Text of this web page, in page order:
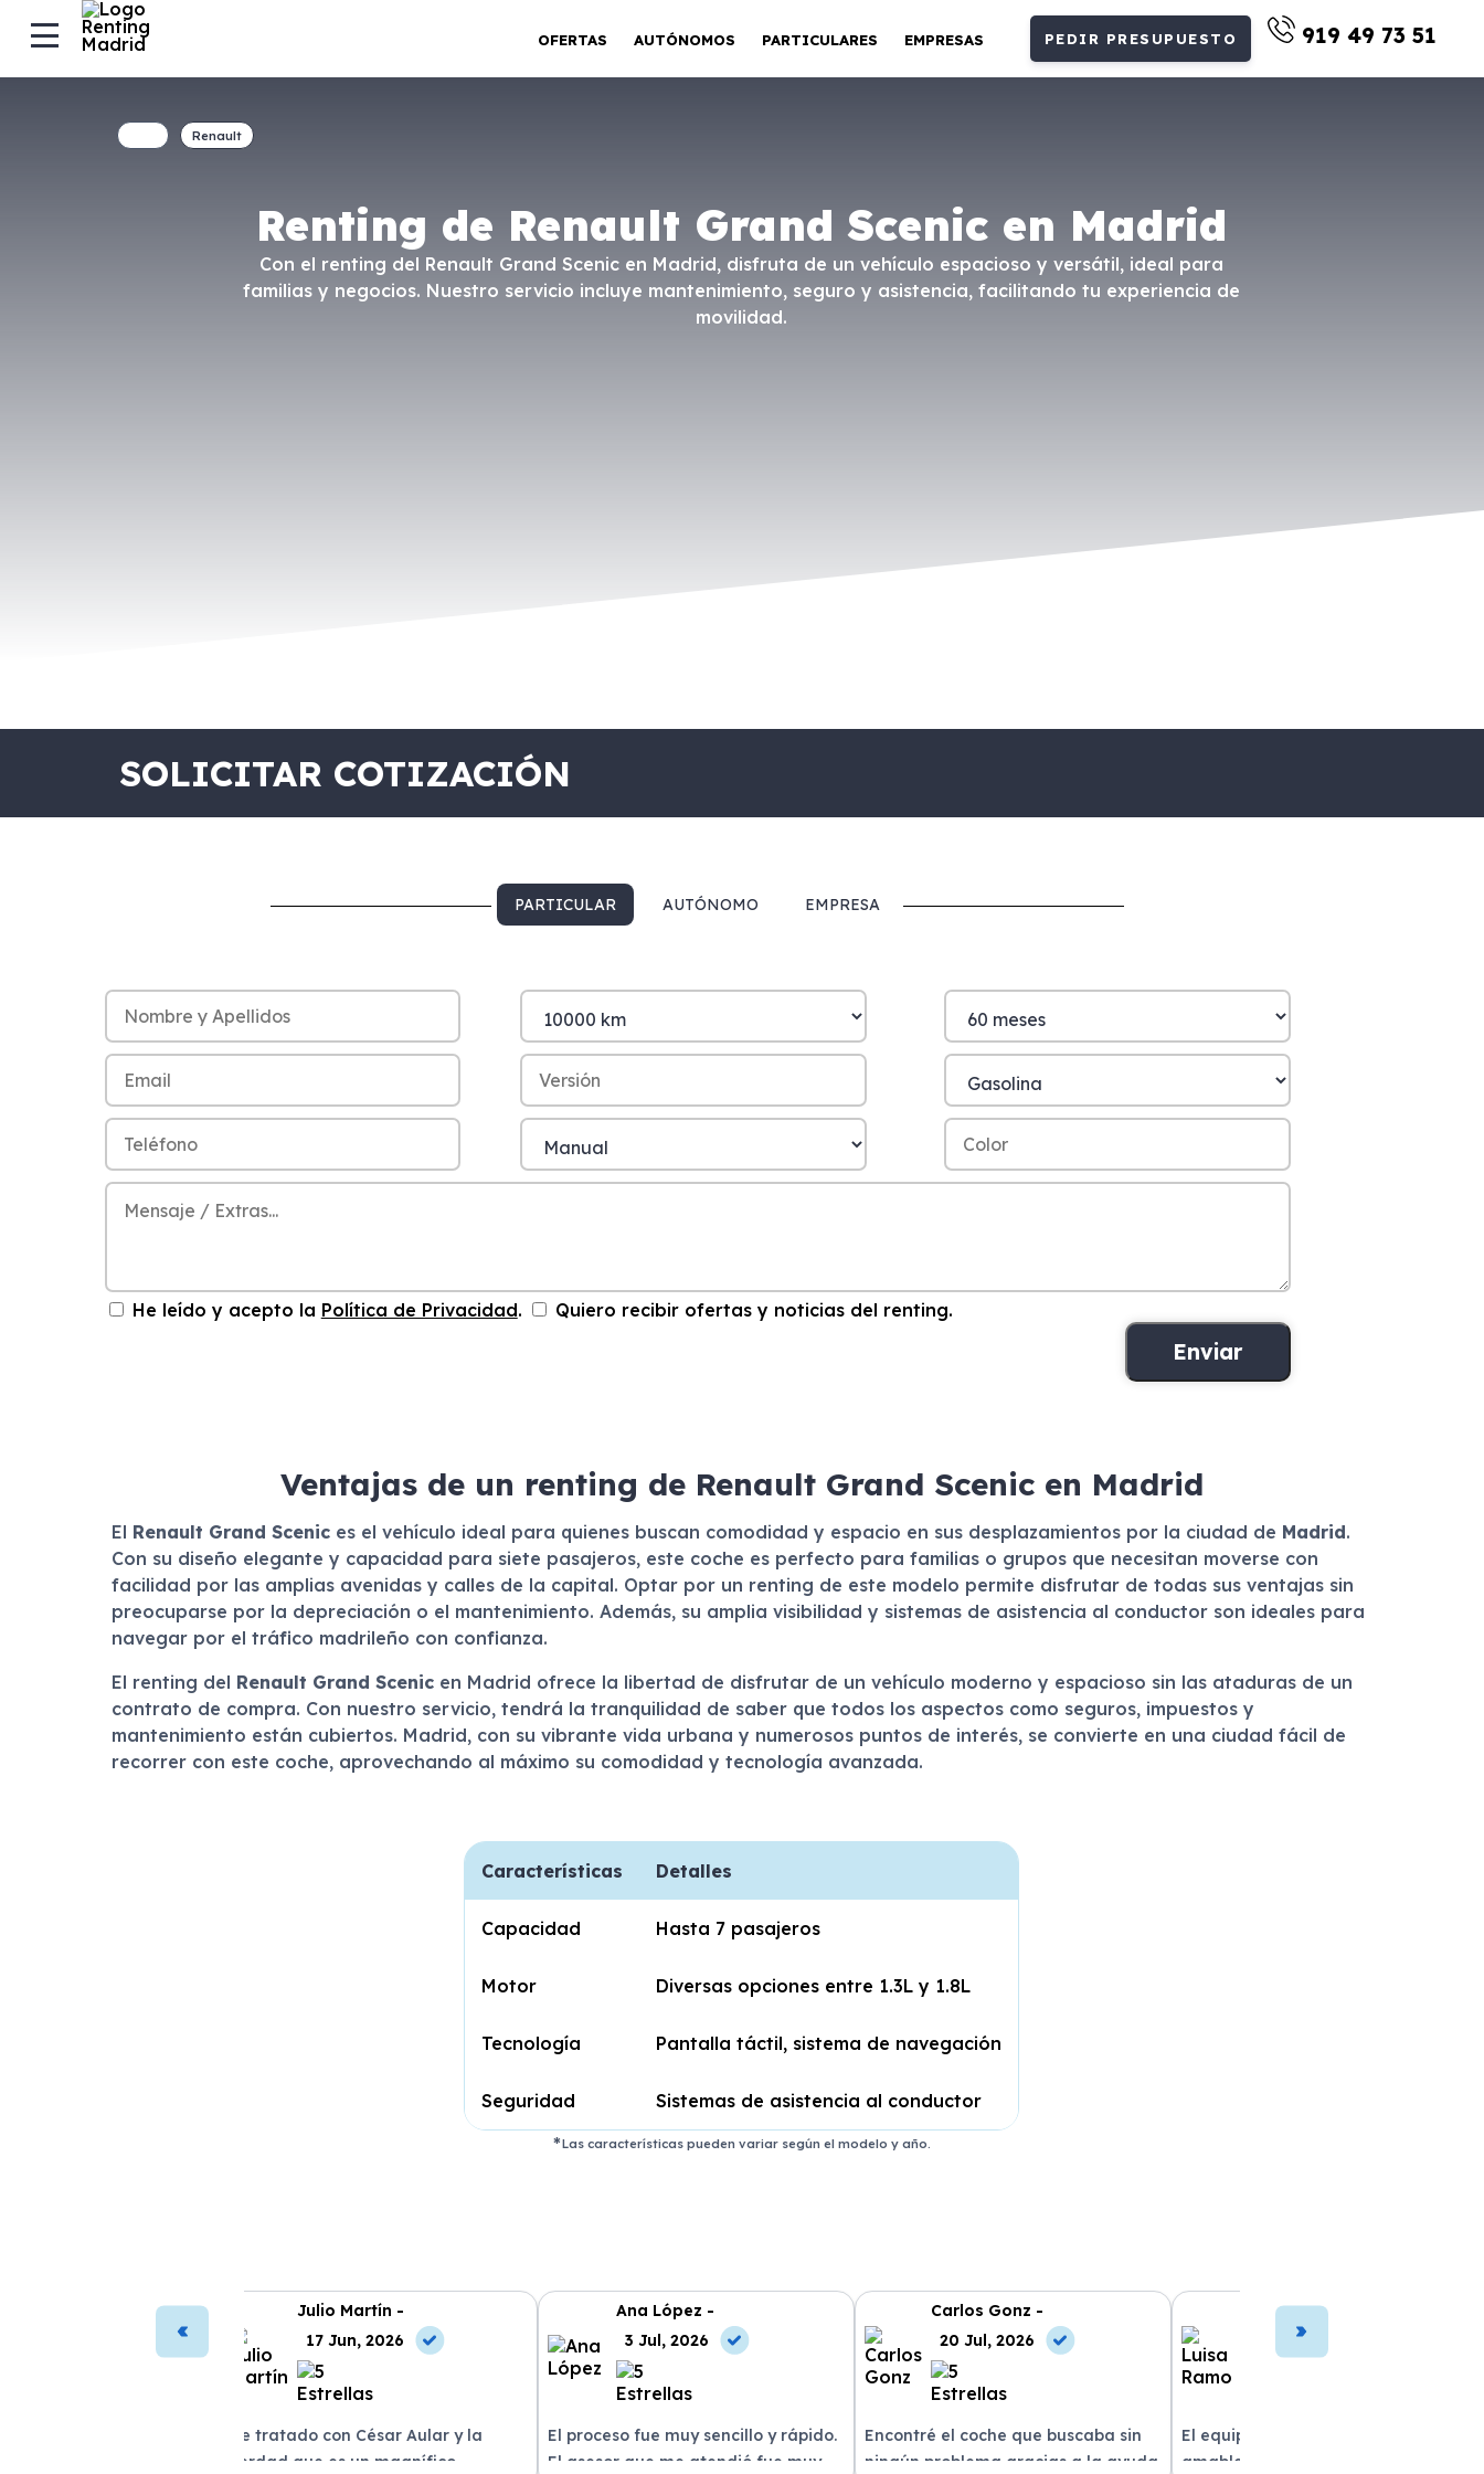
OFERTAS AUTÓNOMOS PARTICULARES EMPRESAS PEDIR PRESUPUESTO 919 49 73 51
Renting de Renault Grand Scenic en Madrid
Con el renting del Renault Grand Scenic en Madrid, disfruta de un vehículo espacioso y versátil, ideal para
familias y negocios. Nuestro servicio incluye mantenimiento, seguro y asistencia, facilitando tu experiencia de
movilidad.
Renault
SOLICITAR COTIZACIÓN
PARTICULAR AUTÓNOMO EMPRESA
He leído y acepto la Política de Privacidad. Quiero recibir ofertas y noticias del renting.
Ventajas de un renting de Renault Grand Scenic en Madrid
El Renault Grand Scenices el vehículo ideal para quienes buscan comodidad y espacio en sus desplazamientos por la ciudad de Madrid.
Con su diseño elegante y capacidad para siete pasajeros, este coche es perfecto para familias o grupos que necesitan moverse con
facilidad por las amplias avenidas y calles de la capital. Optar por un renting de este modelo permite disfrutar de todas sus ventajas sin
preocuparse por la depreciación o el mantenimiento. Además, su amplia visibilidad y sistemas de asistencia al conductor son ideales para
navegar por el tráfico madrileño con confianza.
El renting del Renault Grand Scenicen Madrid ofrece la libertad de disfrutar de un vehículo moderno y espacioso sin las ataduras de un
contrato de compra. Con nuestro servicio, tendrá la tranquilidad de saber que todos los aspectos como seguros, impuestos y
mantenimiento están cubiertos. Madrid, con su vibrante vida urbana y numerosos puntos de interés, se convierte en una ciudad fácil de
recorrer con este coche, aprovechando al máximo su comodidad y tecnología avanzada.
Características Detalles
Capacidad Hasta 7 pasajeros
Motor Diversas opciones entre 1.3L y 1.8L
Tecnología Pantalla táctil, sistema de navegación
Seguridad Sistemas de asistencia al conductor
Las características pueden variar según el modelo y año.
Julio Martín -
17 Jun, 2026
He tratado con César Aular y la
verdad que es un magnífico
Ana López -
3 Jul, 2026
El proceso fue muy sencillo y rápido.
El asesor que me atendió fue muy
Carlos Gonz -
20 Jul, 2026
Encontré el coche que buscaba sin
ningún problema gracias a la ayuda
Luisa Ramo -
10 May, 2026
El equipo fue muy profesional y
amable durante todo el proceso. La